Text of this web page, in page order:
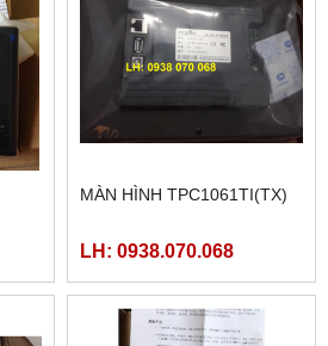
MÀN HÌNH TPC1061TI(TX)
LH: 0938.070.068